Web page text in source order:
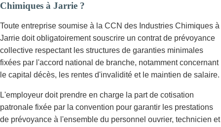
Chimiques à Jarrie ?
Toute entreprise soumise à la CCN des Industries Chimiques à
Jarrie doit obligatoirement souscrire un contrat de prévoyance
collective respectant les structures de garanties minimales
fixées par l'accord national de branche, notamment concernant
le capital décès, les rentes d'invalidité et le maintien de salaire.
L'employeur doit prendre en charge la part de cotisation
patronale fixée par la convention pour garantir les prestations
de prévoyance à l'ensemble du personnel ouvrier, technicien et